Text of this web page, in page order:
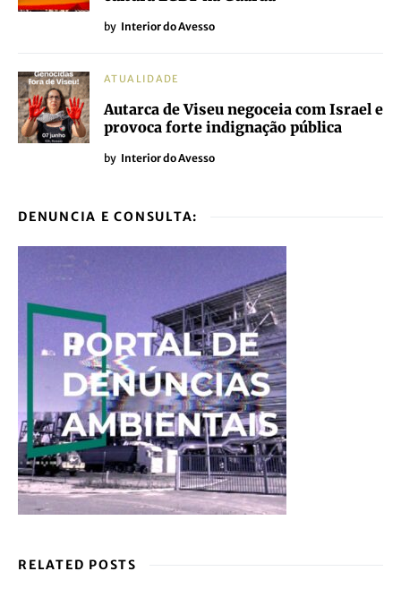
by Interior do Avesso
ATUALIDADE
Autarca de Viseu negoceia com Israel e
provoca forte indignação pública
by Interior do Avesso
DENUNCIA E CONSULTA:
RELATED POSTS